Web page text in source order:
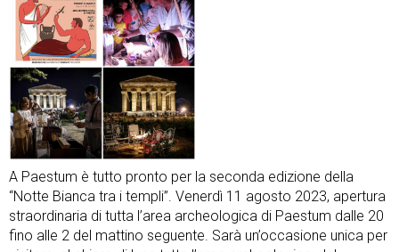
A Paestum è tutto pronto per la seconda edizione della
“Notte Bianca tra i templi”. Venerdì 11 agosto 2023, apertura
straordinaria di tutta l’area archeologica di Paestum dalle 20
fino alle 2 del mattino seguente. Sarà un’occasione unica per